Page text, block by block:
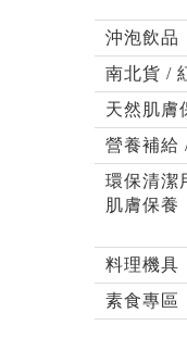
沖泡飲品
南北貨 /
天然肌膚
營養補給
環保清潔
肌膚保養
料理機具
素食專區